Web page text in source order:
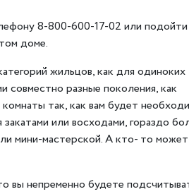
8-800-600-17-02 или подойти
доме.
жильцов, как для одиноких
разные поколения, как
так, как вам будет
или восходами, гораздо
мини-мастерской. А кто- то
вы непременно будете